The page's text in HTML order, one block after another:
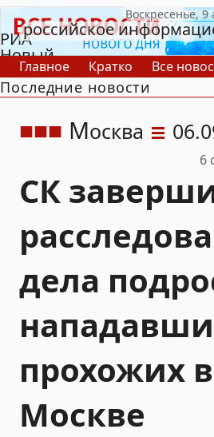
РИА
Новый
День
российское
Главное Кратко Все
В России
В мире
Последние новости
Москва
6
СК
дела
прохожих в
Москве